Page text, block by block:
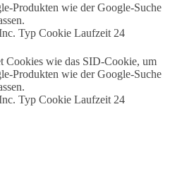
Produkten wie der Google-Suche
Typ Cookie Laufzeit 24
Cookies wie das SID-Cookie, um
Produkten wie der Google-Suche
Typ Cookie Laufzeit 24